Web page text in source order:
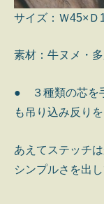
サイズ：Ｗ45×Ｄ
素材：牛ヌメ・
● ３種類の芯を
も吊り込み反り
あえてステッチ
シンプルさを出し